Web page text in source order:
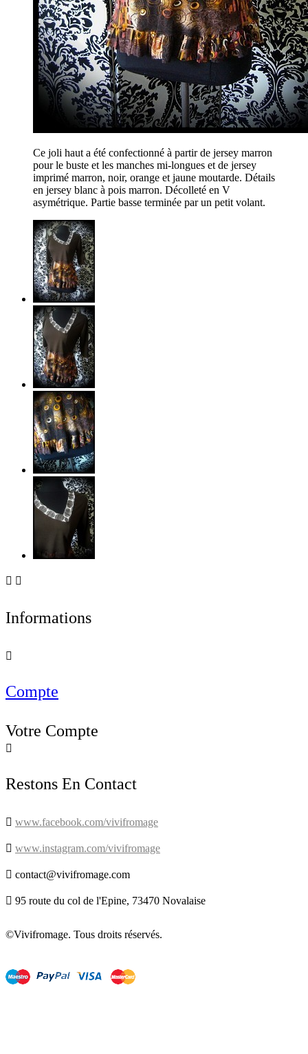
Ce joli haut a été confectionné à partir de jersey marron
pour le buste et les manches mi-longues et de jersey
imprimé marron, noir, orange et jaune moutarde. Détails
en jersey blanc à pois marron. Décolleté en V
asymétrique. Partie basse terminée par un petit volant.
 
Informations

Compte
Votre Compte

Restons En Contact
 www.facebook.com/vivifromage
 www.instagram.com/vivifromage
 contact@vivifromage.com
 95 route du col de l'Epine, 73470 Novalaise
©Vivifromage. Tous droits réservés.